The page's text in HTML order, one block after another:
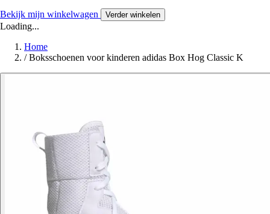
Bekijk mijn winkelwagen Verder winkelen
Loading...
Home
/ Boksschoenen voor kinderen adidas Box Hog Classic K